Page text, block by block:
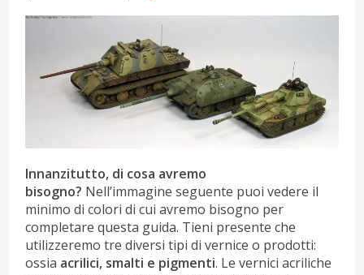
Innanzitutto, di cosa avremo
bisogno? Nell’immagine seguente puoi vedere il
minimo di colori di cui avremo bisogno per
completare questa guida. Tieni presente che
utilizzeremo tre diversi tipi di vernice o prodotti:
ossia acrilici, smalti e pigmenti. Le vernici acriliche